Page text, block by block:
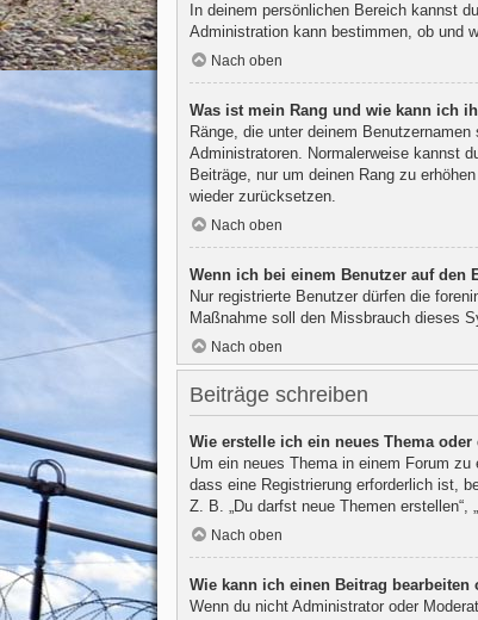
In deinem persönlichen Bereich kannst
Administration kann bestimmen, ob und
Nach oben
Was ist mein Rang und wie kann ich
Ränge, die unter deinem
Administratoren. Normalerweise kannst
Beiträge, nur um deinen Rang zu
wieder zurücksetzen.
Nach oben
Wenn ich bei einem Benutzer auf den
Nur registrierte Benutzer dürfen die
Maßnahme soll den Missbrauch dieses
Nach oben
Beiträge schreiben
Wie erstelle ich ein neues Thema oder
Um ein neues Thema in einem Forum
dass eine Registrierung erforderlich ist,
Z. B. „Du darfst neue Themen erstellen“,
Nach oben
Wie kann ich einen Beitrag bearbeiten
Wenn du nicht Administrator oder